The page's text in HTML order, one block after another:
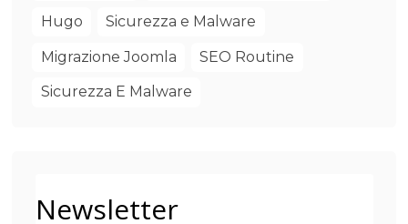
Hugo Sicurezza e Malware
Migrazione Joomla SEO Routine
Sicurezza E Malware
Newsletter